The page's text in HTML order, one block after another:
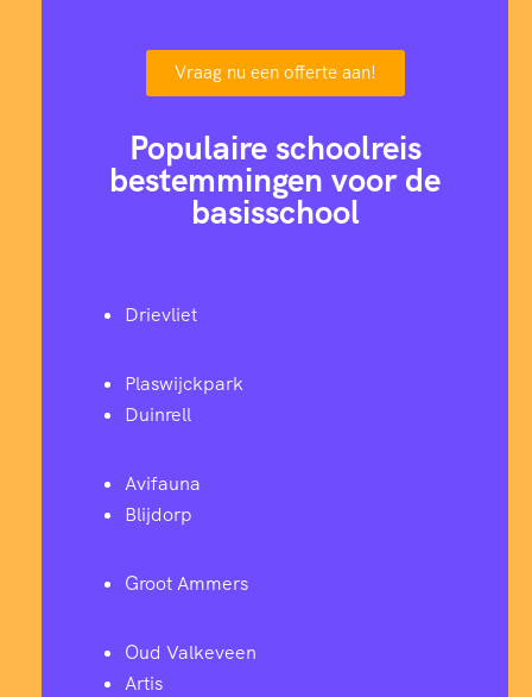
Vraag nu een offerte aan!
Populaire schoolreis
bestemmingen voor de
basisschool
Drievliet
Plaswijckpark
Duinrell
Avifauna
Blijdorp
Groot Ammers
Oud Valkeveen
Artis